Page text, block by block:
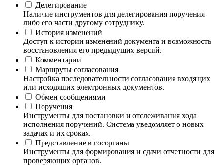
Делегирование
Наличие инструментов для делегирования поручения
либо его части другому сотруднику.
История изменений
Доступ к истории изменений документа и возможность
восстановления его предыдущих версий.
Комментарии
Маршруты согласования
Настройка последовательности согласования входящих
или исходящих электронных документов.
Обмен сообщениями
Поручения
Инструменты для постановки и отслеживания хода
исполнения поручений. Система уведомляет о новых
задачах и их сроках.
Представление в госорганы
Инструменты для формирования и сдачи отчетности для
проверяющих органов.